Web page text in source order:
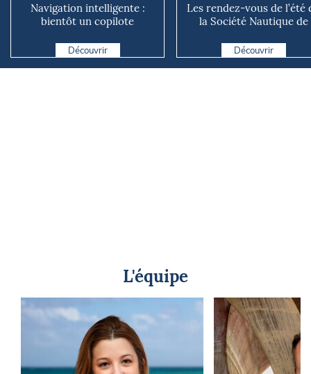
Navigation intelligente :
bientôt un copilote
Découvrir
Les rendez-vous de l’été
la Société Nautique de
Découvrir
L'équipe